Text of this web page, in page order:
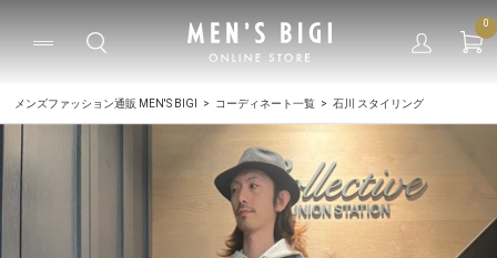
0
メンズファッション通販 MEN'S BIGI コーディネート一覧 石川 スタイリング